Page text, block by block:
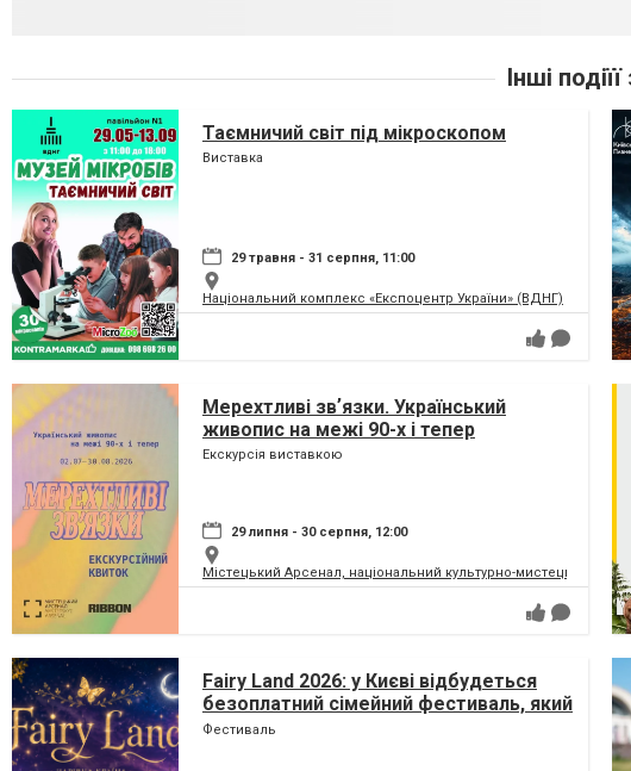
Інші
Таємничий світ під мікроскопом
Виставка
29 травня - 31 серпня, 11:00
Національний комплекс «Експоцентр України» (ВДНГ)
Мерехтливі звʼязки. Український
живопис на межі 90-х і тепер
Екскурсія виставкою
29 липня - 30 серпня, 12:00
Містецький Арсенал, національний культурно-мистецький та
Fairy Land 2026: у Києві відбудеться
безоплатний сімейний фестиваль, який
перетворить парк на ВДНГ на чарівну
Фестиваль